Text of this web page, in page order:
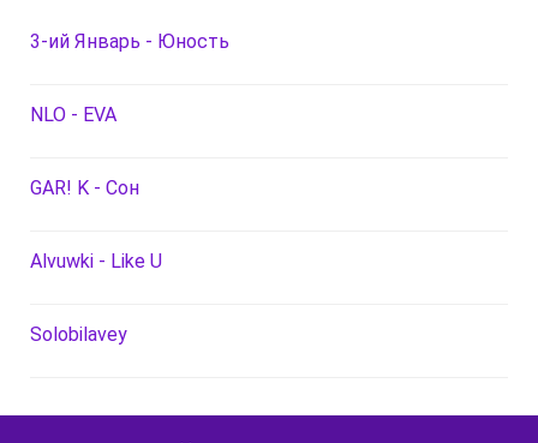
3-ий Январь - Юность
NLO - EVA
GAR! K - Сон
Alvuwki - Like U
Solobilavey